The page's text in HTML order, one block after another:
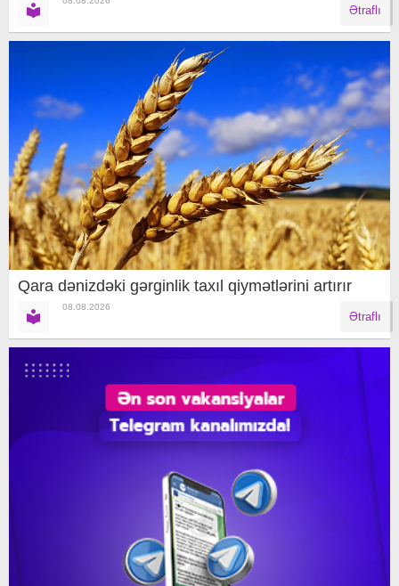
Ətraflı
Qara dənizdəki gərginlik taxıl qiymətlərini artırır
08.08.2026
Ətraflı